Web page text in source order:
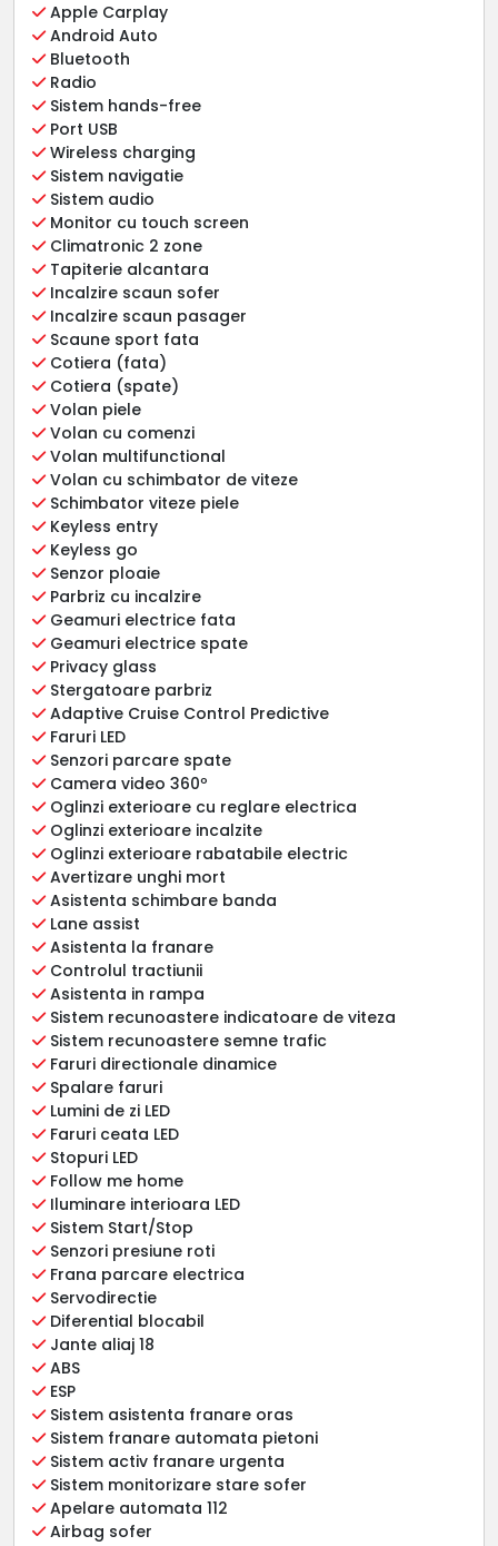
Apple Carplay
Android Auto
Bluetooth
Radio
Sistem hands-free
Port USB
Wireless charging
Sistem navigatie
Sistem audio
Monitor cu touch screen
Climatronic 2 zone
Tapiterie alcantara
Incalzire scaun sofer
Incalzire scaun pasager
Scaune sport fata
Cotiera (fata)
Cotiera (spate)
Volan piele
Volan cu comenzi
Volan multifunctional
Volan cu schimbator de viteze
Schimbator viteze piele
Keyless entry
Keyless go
Senzor ploaie
Parbriz cu incalzire
Geamuri electrice fata
Geamuri electrice spate
Privacy glass
Stergatoare parbriz
Adaptive Cruise Control Predictive
Faruri LED
Senzori parcare spate
Camera video 360º
Oglinzi exterioare cu reglare electrica
Oglinzi exterioare incalzite
Oglinzi exterioare rabatabile electric
Avertizare unghi mort
Asistenta schimbare banda
Lane assist
Asistenta la franare
Controlul tractiunii
Asistenta in rampa
Sistem recunoastere indicatoare de viteza
Sistem recunoastere semne trafic
Faruri directionale dinamice
Spalare faruri
Lumini de zi LED
Faruri ceata LED
Stopuri LED
Follow me home
Iluminare interioara LED
Sistem Start/Stop
Senzori presiune roti
Frana parcare electrica
Servodirectie
Diferential blocabil
Jante aliaj 18
ABS
ESP
Sistem asistenta franare oras
Sistem franare automata pietoni
Sistem activ franare urgenta
Sistem monitorizare stare sofer
Apelare automata 112
Airbag sofer